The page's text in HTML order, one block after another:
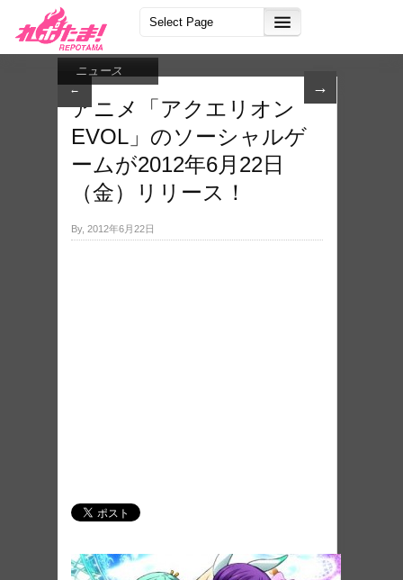
← →
ニュース
アニメ「アクエリオン
EVOL」のソーシャルゲ
ームが2012年6月22日
（金）リリース！
By, 2012年6月22日